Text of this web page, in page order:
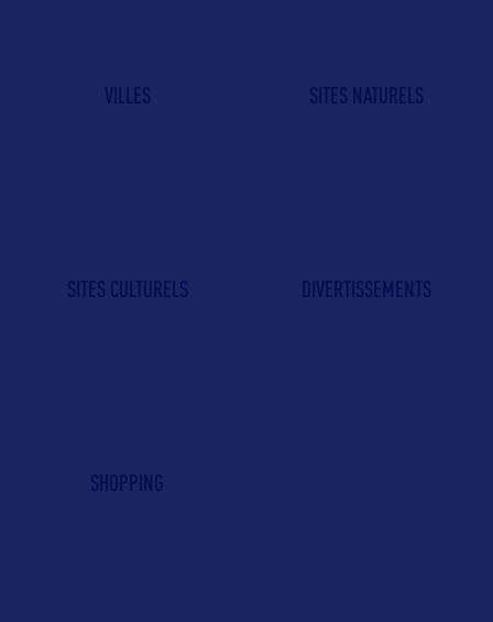
VILLES SITES NATURELS
SITES CULTURELS DIVERTISSEMENTS
SHOPPING